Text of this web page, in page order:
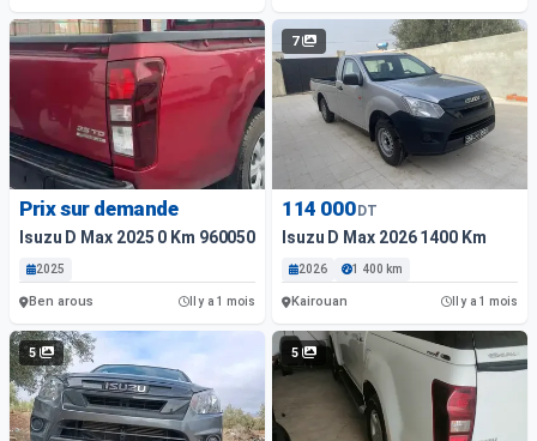
Prix sur demande
Isuzu D Max 2025 0 Km المهتم يتواصل على 96005024
2025
Ben arous Il y a 1 mois
7
114 000DT
Isuzu D Max 2026 1400 Km
2026 1 400 km
Kairouan Il y a 1 mois
5 5